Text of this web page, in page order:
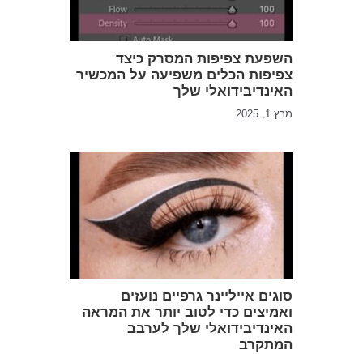
השפעת צפיפות המסרק כיצד
צפיפות הכלים משפיעה על המכשיר
האינדיבידואלי שלך
מרץ 1, 2025
סוגים אייליינר גרפיים נועזים
ואמיצים כדי לטוב יותר את המראה
האינדיבידואלי שלך לערבב
המתקרב